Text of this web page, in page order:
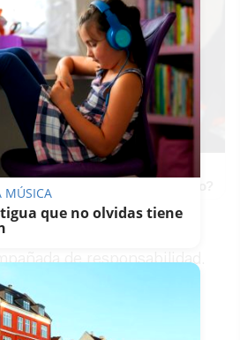
del mundo, ¿está el tuyo?
cambió todo
de responsabilidad.
poco de vértigo porque
repercusión
y un privilegio", ha
MÚSICA
que no olvidas tiene